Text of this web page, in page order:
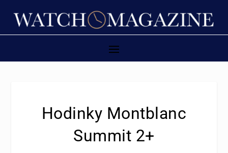
Hodinky Montblanc
Summit 2+